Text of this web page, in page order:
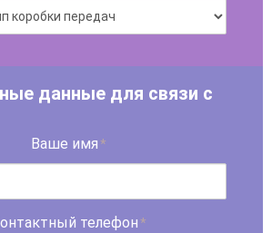
данные для связи с
Ваше имя *
телефон *